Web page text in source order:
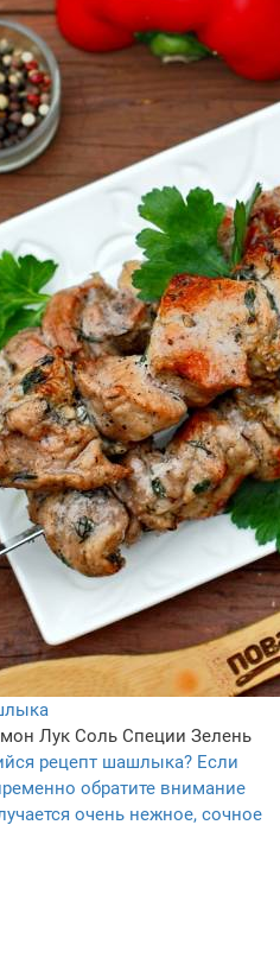
Лук Соль Специи Зелень
рецепт шашлыка? Если
обратите внимание
очень нежное, сочное